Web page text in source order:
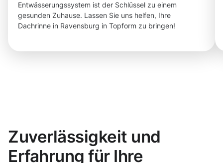
Entwässerungssystem ist der Schlüssel zu einem
gesunden Zuhause. Lassen Sie uns helfen, Ihre
Dachrinne in Ravensburg in Topform zu bringen!
Zuverlässigkeit und
Erfahrung für Ihre